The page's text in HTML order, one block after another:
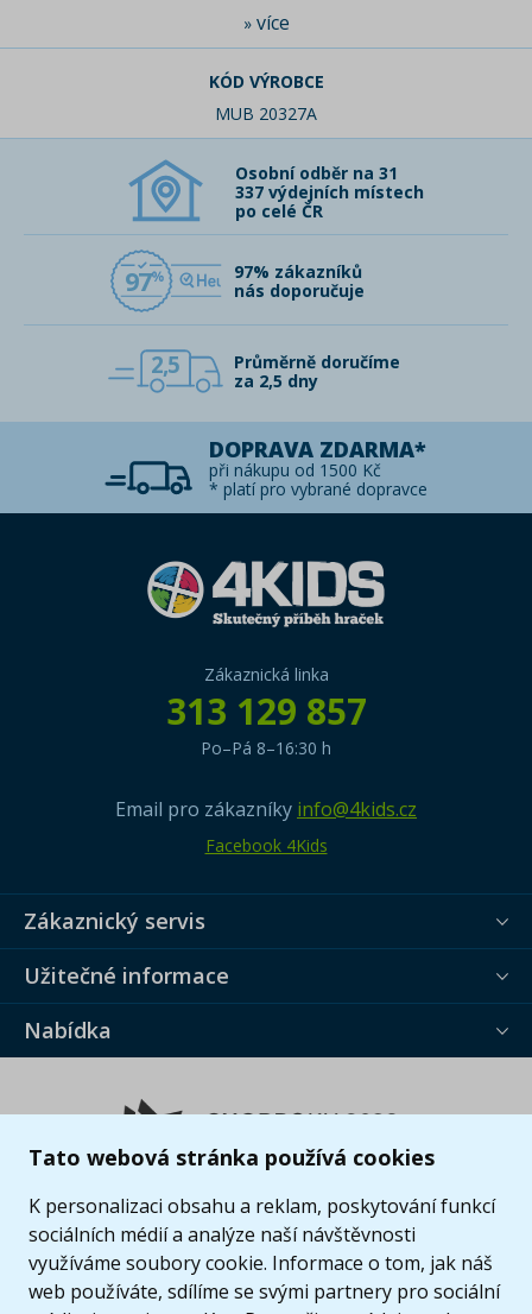
Tato webová stránka používá cookies
K personalizaci obsahu a reklam, poskytování funkcí
sociálních médií a analýze naší návštěvnosti
využíváme soubory cookie. Informace o tom, jak náš
web používáte, sdílíme se svými partnery pro sociální
» více
KÓD VÝROBCE
MUB 20327A
Osobní odběr na 31
337 výdejních místech
po celé ČR
97
97% zákazníků
nás doporučuje
2,5
Průměrně doručíme
za 2,5 dny
DOPRAVA ZDARMA*
při nákupu od 1500 Kč
* platí pro vybrané dopravce
Zákaznická linka
313 129 857
Po–Pá 8–16:30 h
Email pro zákazníky info@4kids.cz
Facebook 4Kids
Zákaznický servis
Užitečné informace
Nabídka